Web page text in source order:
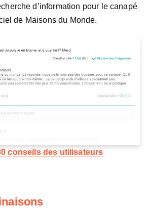
d’information pour le canapé
de Maisons du Monde.
conseils des utilisateurs